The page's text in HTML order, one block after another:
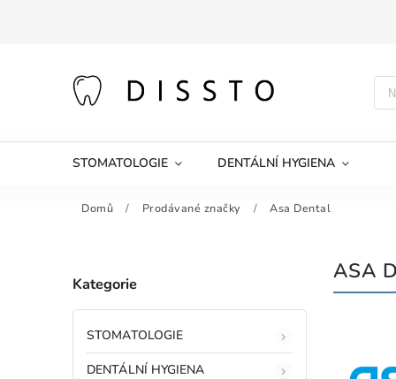
STOMATOLOGIE DENTÁLNÍ HYGIENA
Domů / Prodávané značky / Asa Dental
Kategorie
STOMATOLOGIE
DENTÁLNÍ HYGIENA
ASA